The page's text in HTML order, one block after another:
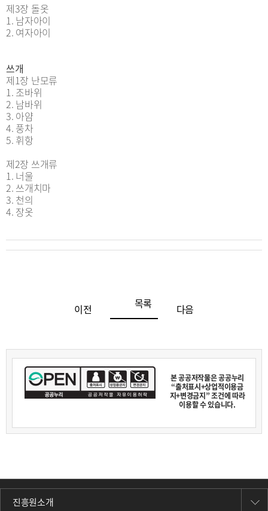
제3장 돌옷
1. 남자아이
2. 여자아이
쓰개
제1장 난모류
1. 조바위
2. 남바위
3. 아얌
4. 풍차
5. 휘항
제2장 쓰개류
1. 너울
2. 쓰개치마
3. 천의
4. 장옷
이전 목록 다음
본 공공저작물은 공공누리
“출처표시+상업적이용금
지+변경금지” 조건에 따라
이용할 수 있습니다.
진흥원소개